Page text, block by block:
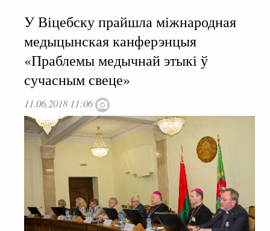
У Віцебску прайшла міжнародная
медыцынская канферэнцыя
«Праблемы медычнай этыкі ў
сучасным свеце»
11.06.2018 11:06